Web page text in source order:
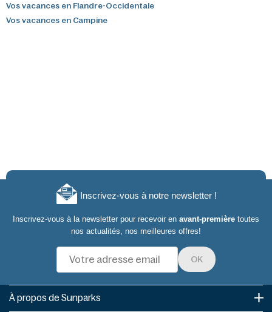
Vos vacances en Flandre-Occidentale
Vos vacances en Campine
Inscrivez-vous à notre newsletter !
Inscrivez-vous à la newsletter pour recevoir en avant-première toutes
nos actualités, nos meilleures offres!
OK
À propos de Sunparks